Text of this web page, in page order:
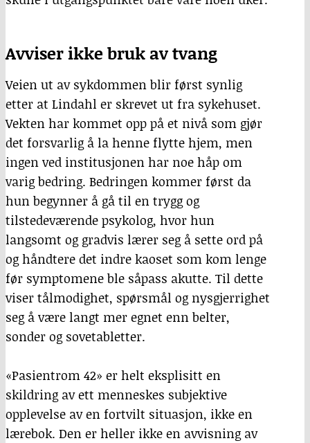
Avviser ikke bruk av tvang
Veien ut av sykdommen blir først synlig
etter at Lindahl er skrevet ut fra sykehuset.
Vekten har kommet opp på et nivå som gjør
det forsvarlig å la henne flytte hjem, men
ingen ved institusjonen har noe håp om
varig bedring. Bedringen kommer først da
hun begynner å gå til en trygg og
tilstedeværende psykolog, hvor hun
langsomt og gradvis lærer seg å sette ord på
og håndtere det indre kaoset som kom lenge
før symptomene ble såpass akutte. Til dette
viser tålmodighet, spørsmål og nysgjerrighet
seg å være langt mer egnet enn belter,
sonder og sovetabletter.
«Pasientrom 42» er helt eksplisitt en
skildring av ett menneskes subjektive
opplevelse av en fortvilt situasjon, ikke en
lærebok. Den er heller ikke en avvisning av